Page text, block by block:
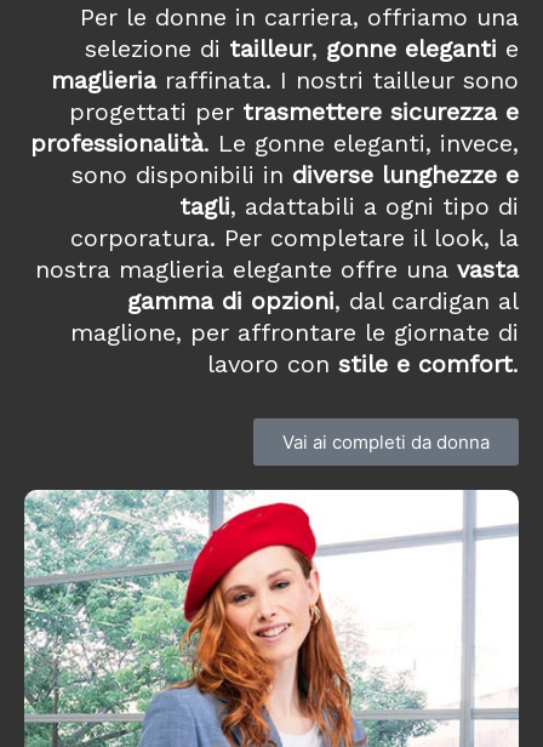
Per le donne in carriera, offriamo una
selezione di tailleur, gonne eleganti e
maglieria raffinata. I nostri tailleur sono
progettati per trasmettere sicurezza e
professionalità. Le gonne eleganti, invece,
sono disponibili in diverse lunghezze e
tagli, adattabili a ogni tipo di
corporatura. Per completare il look, la
nostra maglieria elegante offre una vasta
gamma di opzioni, dal cardigan al
maglione, per affrontare le giornate di
lavoro con stile e comfort.
Vai ai completi da donna